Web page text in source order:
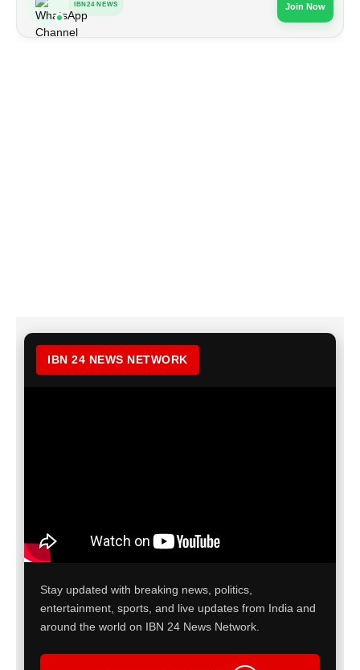
IBN24 NEWS Join Now
IBN 24 NEWS NETWORK
Stay updated with breaking news, politics,
entertainment, sports, and live updates from India and
around the world on IBN 24 News Network.